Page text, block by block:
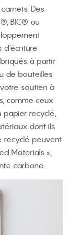
Des
BIC® ou
à partir
de bouteilles
soutien à
comme ceux
recyclé,
dont ils
recyclé peuvent
Materials »,
carbone.